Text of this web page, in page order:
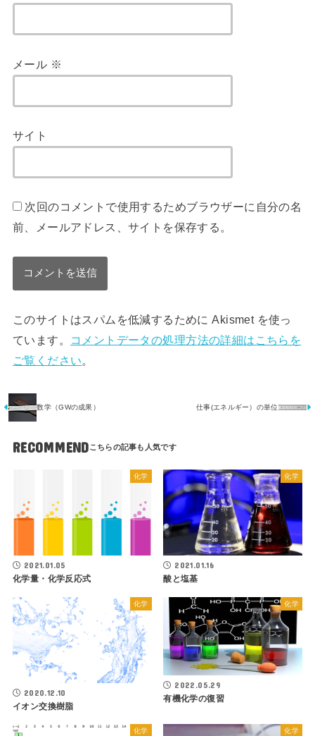
メール ※
サイト
次回のコメントで使用するためブラウザーに自分の名
前、メールアドレス、サイトを保存する。
このサイトはスパムを低減するために Akismet を使っ
ています。
コメントデータの処理方法の詳細はこちらを
ご覧ください。
数学（GWの成果） 仕事(エネルギー）の単位
RECOMMEND
化学
2021.01.05
化学量・化学反応式
化学
2021.01.16
酸と塩基
化学
2020.12.10
イオン交換樹脂
化学
2022.05.29
有機化学の復習
化学 化学